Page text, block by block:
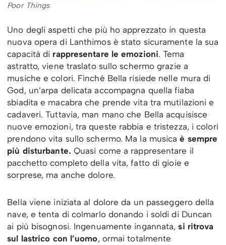
Poor Things
Uno degli aspetti che più ho apprezzato in questa
nuova opera di Lanthimos è stato sicuramente la sua
capacità di rappresentare le emozioni. Tema
astratto, viene traslato sullo schermo grazie a
musiche e colori. Finché Bella risiede nelle mura di
God, un’arpa delicata accompagna quella fiaba
sbiadita e macabra che prende vita tra mutilazioni e
cadaveri. Tuttavia, man mano che Bella acquisisce
nuove emozioni, tra queste rabbia e tristezza, i colori
prendono vita sullo schermo. Ma la musicaè sempre
più disturbante. Quasi come a rappresentare il
pacchetto completo della vita, fatto di gioie e
sorprese, ma anche dolore.
Bella viene iniziata al dolore da un passeggero della
nave, e tenta di colmarlo donando i soldi di Duncan
ai più bisognosi. Ingenuamente ingannata, si ritrova
sul lastrico con l’uomo, ormai totalmente